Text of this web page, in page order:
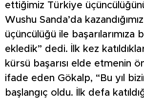
ettiğimiz Türkiye
Wushu Sanda’da
üçüncülüğü ile başarılarımıza
ekledik” dedi. İlk kez
kürsü başarısı elde etmenin
ifade eden Gökalp, “Bu yıl
başlangıç oldu. İlk defa